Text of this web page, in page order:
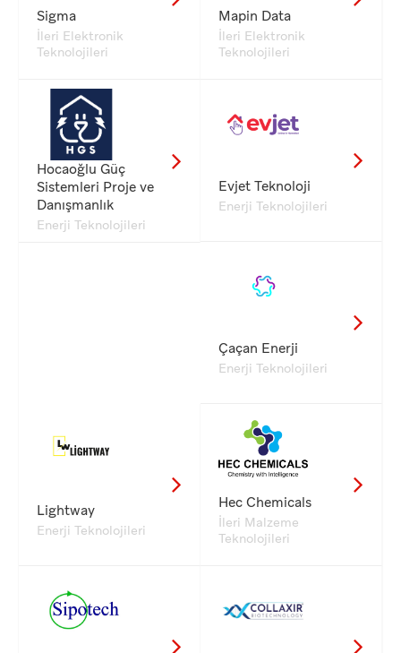
Sigma
İleri Elektronik
Teknolojileri
Mapin Data
İleri Elektronik
Teknolojileri
Hocaoğlu Güç
Sistemleri Proje ve
Danışmanlık
Enerji Teknolojileri
Evjet Teknoloji
Enerji Teknolojileri
Çaçan Enerji
Enerji Teknolojileri
Lightway
Enerji Teknolojileri
Hec Chemicals
İleri Malzeme
Teknolojileri